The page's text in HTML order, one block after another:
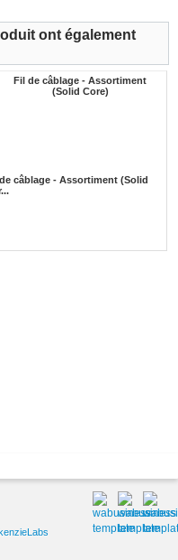
ont également
câblage - Assortiment (Solid